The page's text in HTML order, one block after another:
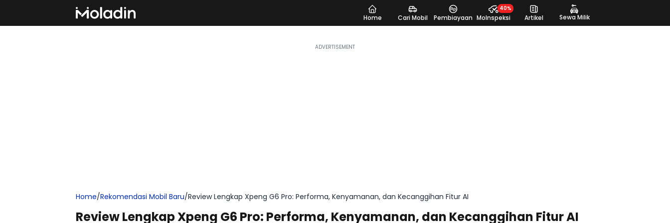
Home Cari Mobil Pembiayaan MoInspeksi
40%
Artikel Sewa Milik
Home/Rekomendasi Mobil Baru/Review Lengkap Xpeng G6 Pro: Performa, Kenyamanan, dan Kecanggihan Fitur AI
Review Lengkap Xpeng G6 Pro: Performa, Kenyamanan, dan Kecanggihan Fitur AI